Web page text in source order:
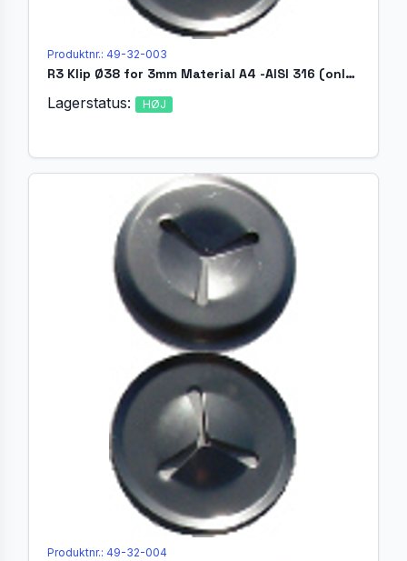
Produktnr.: 49-32-003
R3 Klip Ø38 for 3mm Material A4 -AISI 316 (only 316-1.4404)
Lagerstatus: HØJ
Produktnr.: 49-32-004